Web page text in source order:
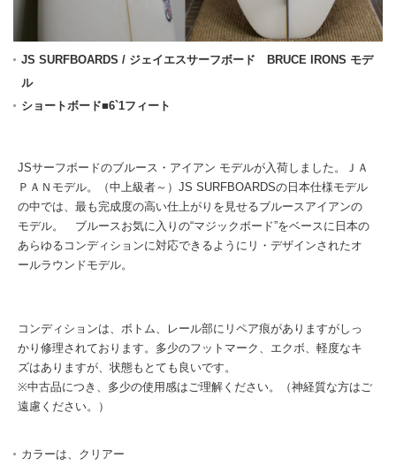
JS SURFBOARDS / ジェイエスサーフボード BRUCE IRONS モデ
ル
ショートボード■6`1フィート
JSサーフボードのブルース・アイアン モデルが入荷しました。ＪＡ
ＰＡＮモデル。（中上級者～）JS SURFBOARDSの日本仕様モデル
の中では、最も完成度の高い仕上がりを見せるブルースアイアンの
モデル。 ブルースお気に入りの“マジックボード”をベースに日本の
あらゆるコンディションに対応できるようにリ・デザインされたオ
ールラウンドモデル。
コンディションは、ボトム、レール部にリペア痕がありますがしっ
かり修理されております。多少のフットマーク、エクボ、軽度なキ
ズはありますが、状態もとても良いです。
※中古品につき、多少の使用感はご理解ください。（神経質な方はご
遠慮ください。）
カラーは、クリアー